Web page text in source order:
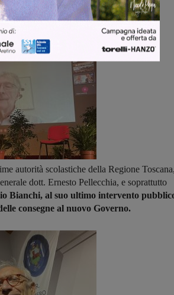
autorità scolastiche della Regione
dott. Ernesto Pellecchia, e soprattutto
Bianchi, al suo ultimo intervento
consegne al nuovo Governo.